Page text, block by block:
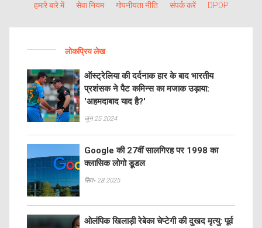
हमारे बारे में सेवा नियम गोपनीयता नीति संपर्क करें DPDP
लोकप्रिय लेख
ऑस्ट्रेलिया की दर्दनाक हार के बाद भारतीय
प्रशंसक ने पैट कमिन्स का मजाक उड़ाया:
'अहमदाबाद याद है?'
जून 25 2024
Google की 27वीं सालगिरह पर 1998 का
क्लासिक लोगो डूडल
सित॰ 28 2025
ओलंपिक खिलाड़ी रेबेका चेप्टेगी की दुखद मृत्यु: पूर्व